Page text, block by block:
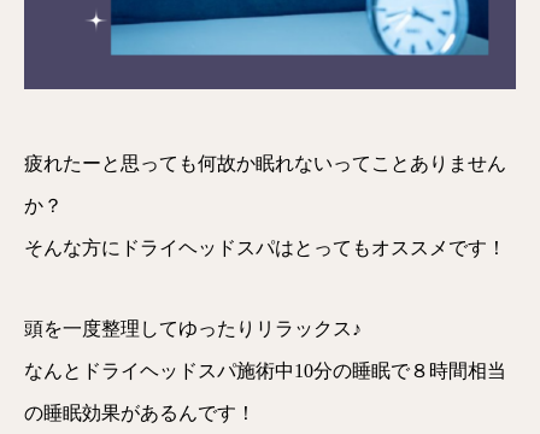
疲れたーと思っても何故か眠れないってことありません
か？
そんな方にドライヘッドスパはとってもオススメです！
頭を一度整理してゆったりリラックス♪
なんとドライヘッドスパ施術中10分の睡眠で８時間相当
の睡眠効果があるんです！